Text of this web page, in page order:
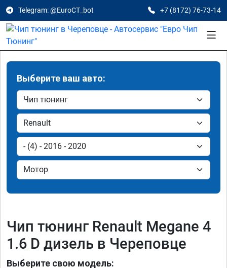
Telegram: @EuroCT_bot +7 (8172) 76-73-14
Выберите ваш авто:
Чип тюнинг Renault Megane 4
1.6 D дизель в Череповце
Выберите свою модель: